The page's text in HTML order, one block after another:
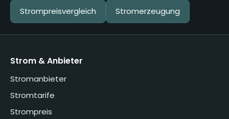
Strompreisvergleich Stromerzeugung
Strom & Anbieter
Stromanbieter
Stromtarife
Strompreis